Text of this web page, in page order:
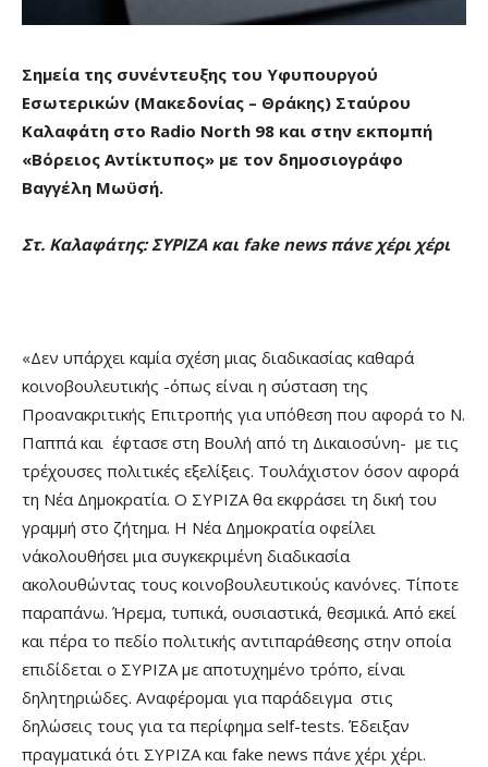
Σημεία της συνέντευξης του Υφυπουργού
Εσωτερικών (Μακεδονίας – Θράκης) Σταύρου
Καλαφάτη στο Radio North 98 και στην εκπομπή
«Βόρειος Αντίκτυπος» με τον δημοσιογράφο
Βαγγέλη Μωϋσή.
Στ. Καλαφάτης: ΣΥΡΙΖΑ και fake news πάνε χέρι χέρι
«Δεν υπάρχει καμία σχέση μιας διαδικασίας καθαρά
κοινοβουλευτικής -όπως είναι η σύσταση της
Προανακριτικής Επιτροπής για υπόθεση που αφορά το Ν.
Παππά και έφτασε στη Βουλή από τη Δικαιοσύνη- με τις
τρέχουσες πολιτικές εξελίξεις. Τουλάχιστον όσον αφορά
τη Νέα Δημοκρατία. Ο ΣΥΡΙΖΑ θα εκφράσει τη δική του
γραμμή στο ζήτημα. Η Νέα Δημοκρατία οφείλει
ν΄ακολουθήσει μια συγκεκριμένη διαδικασία
ακολουθώντας τους κοινοβουλευτικούς κανόνες. Τίποτε
παραπάνω. Ήρεμα, τυπικά, ουσιαστικά, θεσμικά. Από εκεί
και πέρα το πεδίο πολιτικής αντιπαράθεσης στην οποία
επιδίδεται ο ΣΥΡΙΖΑ με αποτυχημένο τρόπο, είναι
δηλητηριώδες. Αναφέρομαι για παράδειγμα στις
δηλώσεις τους για τα περίφημα self-tests. Έδειξαν
πραγματικά ότι ΣΥΡΙΖΑ και fake news πάνε χέρι χέρι.